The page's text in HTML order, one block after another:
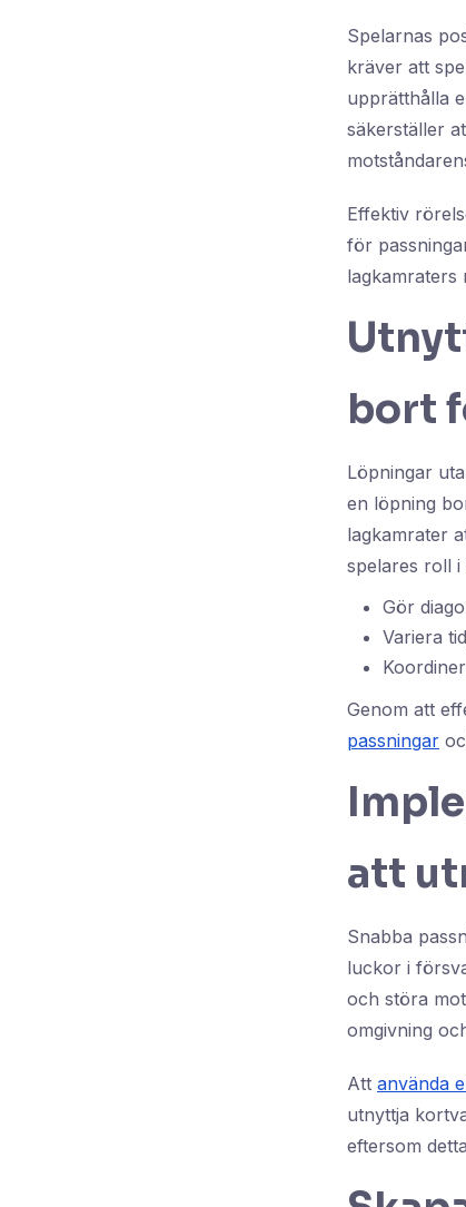
Spelarnas
kräver att
upprätthålla
säkerställer
Effektiv
för
bort
Löpningar
en löpning
lagkamrater
spelares roll
Gör
Variera
Genom att
passningar
att
Snabba
luckor i
och störa
omgivning
Att använda
utnyttja
eftersom